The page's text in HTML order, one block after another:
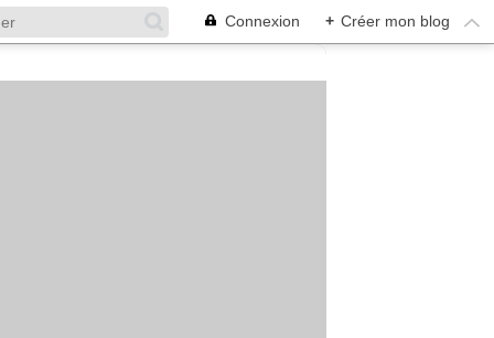
Connexion + Créer mon blog